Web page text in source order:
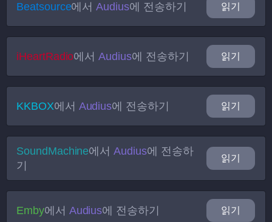
Beatsource에서Audius에 전송하기 읽기
iHeartRadio에서Audius에 전송하기 읽기
KKBOX에서 Audius에 전송하기 읽기
SoundMachine에서Audius에 전송하
기
읽기
Emby에서 Audius에 전송하기 읽기